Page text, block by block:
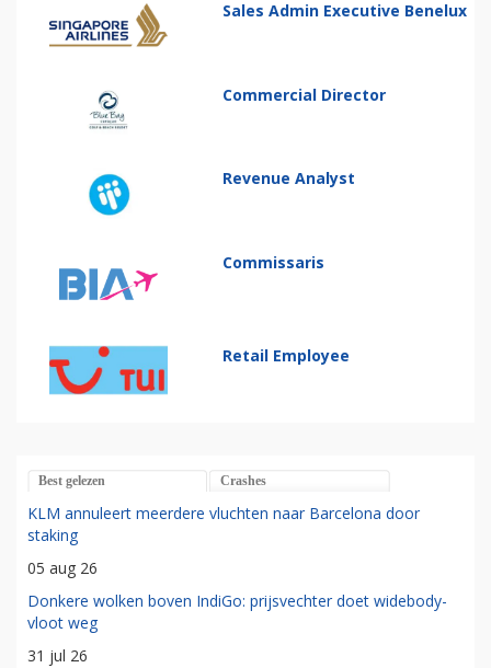
Sales Admin Executive Benelux
Commercial Director
Revenue Analyst
Commissaris
Retail Employee
Best gelezen Crashes
KLM annuleert meerdere vluchten naar Barcelona door
staking
05 aug 26
Donkere wolken boven IndiGo: prijsvechter doet widebody-
vloot weg
31 jul 26